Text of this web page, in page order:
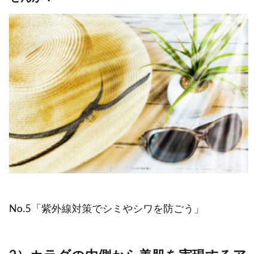
No.5「紫外線対策でシミやシワを防ごう」